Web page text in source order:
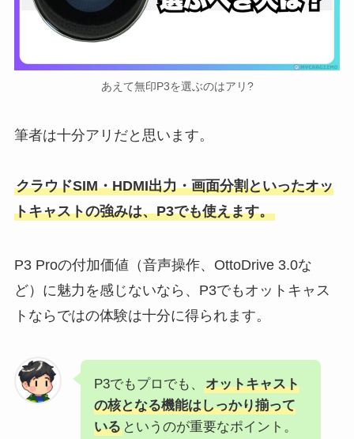
あえて無印P3を選ぶのはアリ?
筆者は十分アリだと思います。
クラウドSIM・HDMI出力・画面分割といったオッ
トキャストの強みは、P3でも使えます。
P3 Proの付加価値（音声操作、OttoDrive 3.0な
ど）に魅力を感じないなら、P3でもオットキャス
トならではの体験は十分に得られます。
P3でもプロでも、
オットキャスト
の核となる機能はしっかり揃って
いるというのが重要なポイント。